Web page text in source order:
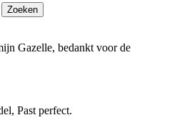
Zoeken
Gazelle, bedankt voor de
Past perfect.